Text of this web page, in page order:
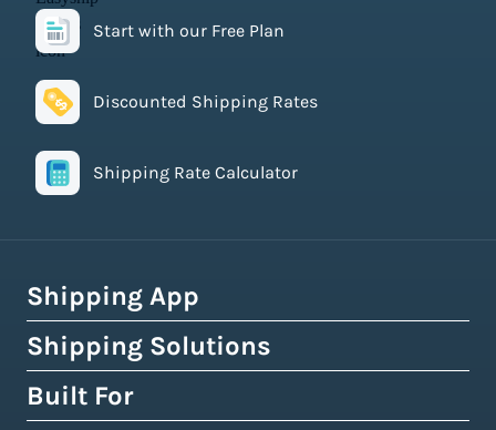
Start with our Free Plan
Discounted Shipping Rates
Shipping Rate Calculator
Shipping App
How Easyship Works
Multi-Carrier Shipping Software
Shipping Solutions
Global Fulfillment Network
Built For